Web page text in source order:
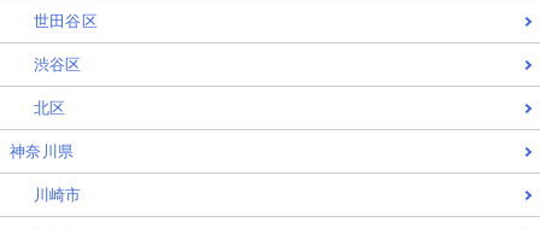
世田谷区
渋谷区
北区
神奈川県
川崎市